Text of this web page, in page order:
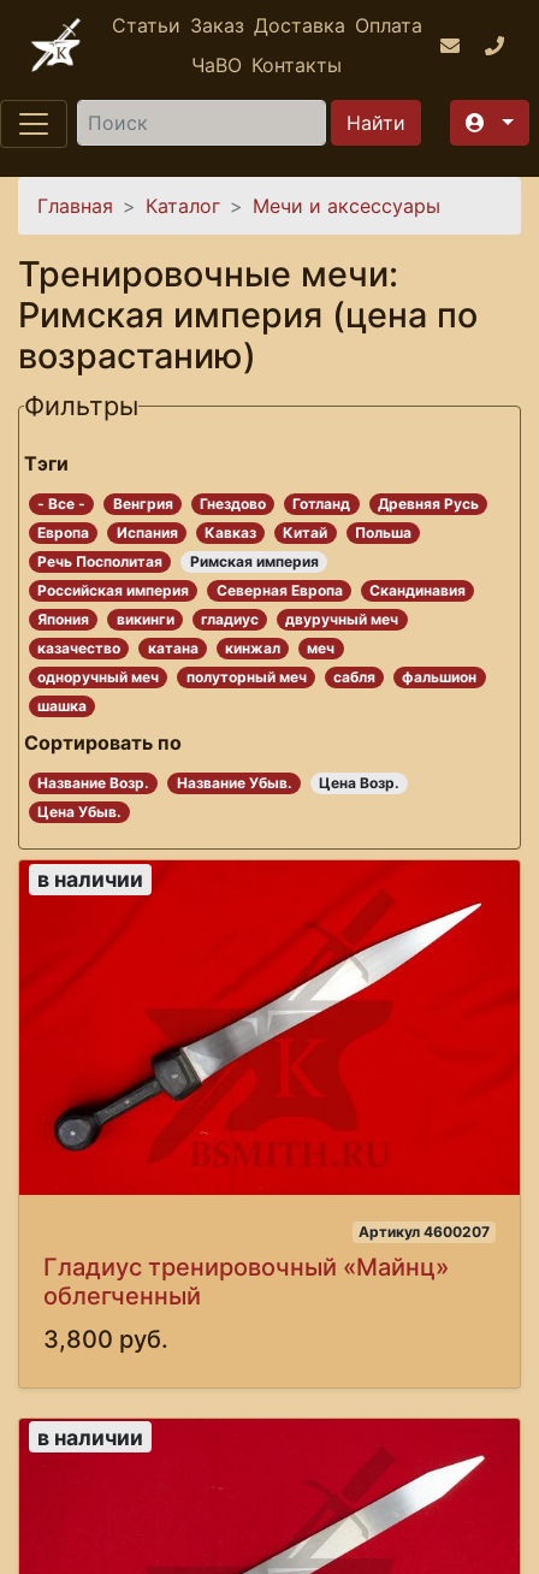
Перейти к основному содержанию
Статьи Заказ Доставка Оплата
ЧаВО Контакты
Найти
Вы здесь
Главная Каталог Мечи и аксессуары
Тренировочные мечи:
Римская империя (цена по
возрастанию)
Фильтры
Тэги
- Все - Венгрия Гнездово Готланд
Древняя Русь
Европа
Испания Кавказ Китай
Польша
Речь Посполитая
Римская империя
Российская империя
Северная Европа
Скандинавия
Япония
викинги гладиус
двуручный меч
казачество
катана кинжал
меч
одноручный меч
полуторный меч сабля
фальшион
шашка
Сортировать по
Название Возр. Название Убыв.
Цена Возр.
Цена Убыв.
в наличии
Артикул 4600207
Гладиус тренировочный «Майнц»
облегченный
3,800 руб.
в наличии